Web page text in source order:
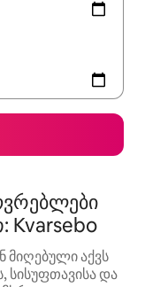
Kvarsebo
მიღებული აქვს
სისუფთავისა და